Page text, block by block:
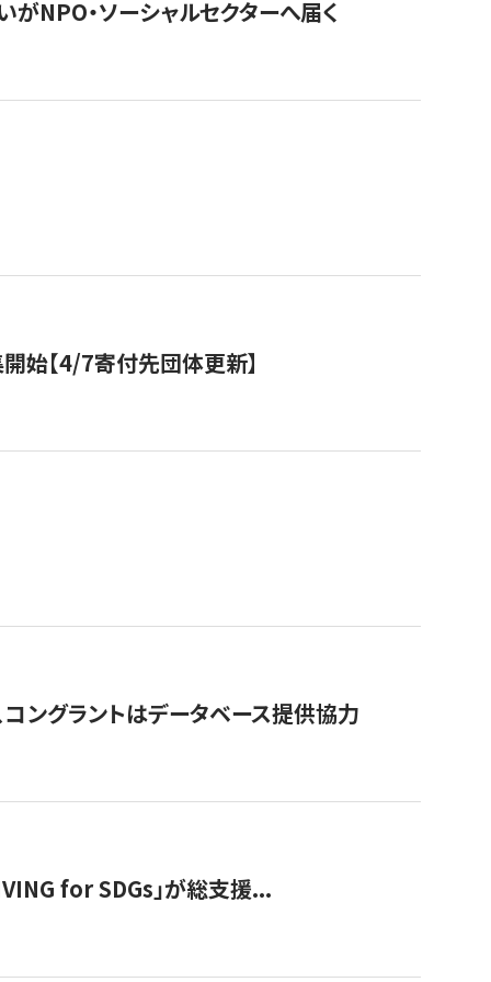
NPO・ソーシャルセクターへ届く
始【4/7寄付先団体更新】
ングラントはデータベース提供協力
for SDGs」が総支援...